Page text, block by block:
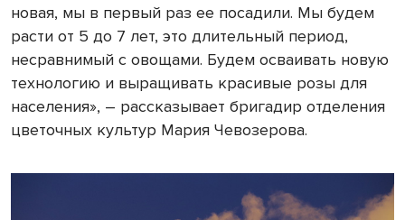
новая, мы в первый раз ее посадили. Мы будем
расти от 5 до 7 лет, это длительный период,
несравнимый с овощами. Будем осваивать новую
технологию и выращивать красивые розы для
населения», – рассказывает бригадир отделения
цветочных культур Мария Чевозерова.